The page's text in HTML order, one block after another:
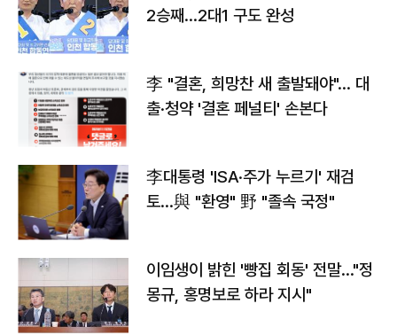
2승째…2대1 구도 완성
李 "결혼, 희망찬 새 출발돼야"… 대
출·청약 '결혼 페널티' 손본다
李대통령 'ISA·주가 누르기' 재검
토…與 "환영" 野 "졸속 국정"
이임생이 밝힌 '빵집 회동' 전말…"정
몽규, 홍명보로 하라 지시"